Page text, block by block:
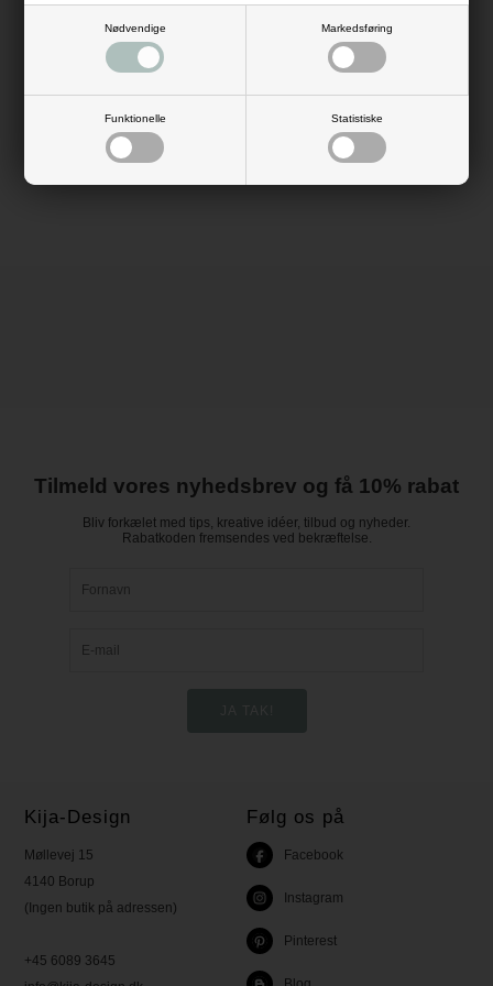
Nødvendige Markedsføring
Funktionelle Statistiske
Køb ønskeboksen her på kija-design.dk, og få en unik og anderledes
gæstebog, der skaber gode minder.
Antal: 1 æske, 110 stk. kort
Materiale: træ, glas, karton
Farve: hvid, natur, guld
Lukning: magnet på låget
Tilmeld vores nyhedsbrev og få 10% rabat
Bliv forkælet med tips, kreative idéer, tilbud og nyheder.
Rabatkoden fremsendes ved bekræftelse.
Kija-Design
Møllevej 15
4140 Borup
(Ingen butik på adressen)
+45 6089 3645
Følg os på
Facebook
Instagram
Pinterest